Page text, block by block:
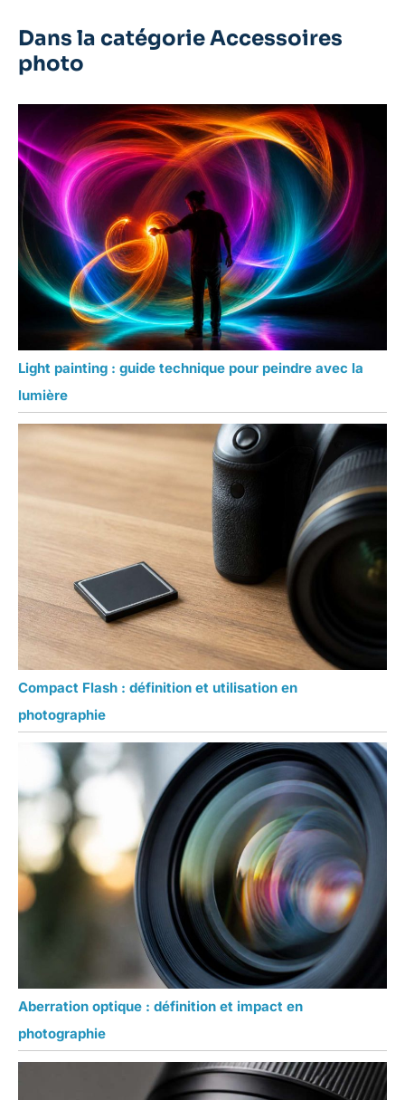
Dans la catégorie Accessoires
photo
Light painting : guide technique pour peindre avec la
lumière
Compact Flash : définition et utilisation en
photographie
Aberration optique : définition et impact en
photographie